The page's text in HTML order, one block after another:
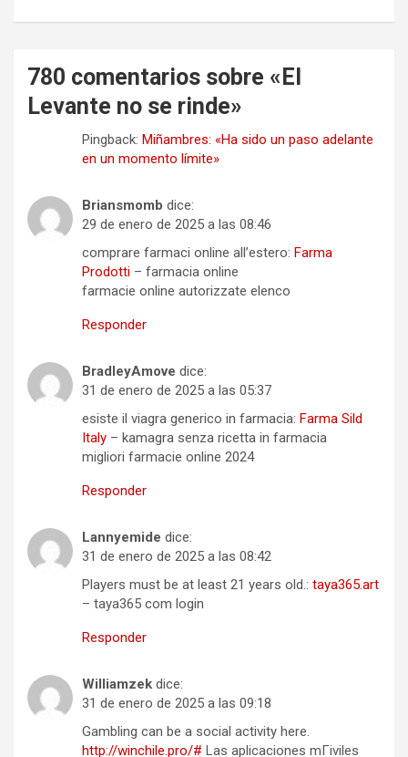
780 comentarios sobre « El
Levante no se rinde»
Pingback: Miñambres: «Ha sido un paso adelante
en un momento límite»
Briansmomb dice:
29 de enero de 2025 a las 08:46
comprare farmaci online all’estero: Farma
Prodotti – farmacia online
farmacie online autorizzate elenco
Responder
BradleyAmove dice:
31 de enero de 2025 a las 05:37
esiste il viagra generico in farmacia: Farma Sild
Italy – kamagra senza ricetta in farmacia
migliori farmacie online 2024
Responder
Lannyemide dice:
31 de enero de 2025 a las 08:42
Players must be at least 21 years old.: taya365.art
– taya365 com login
Responder
Williamzek dice:
31 de enero de 2025 a las 09:18
Gambling can be a social activity here.
http://winchile.pro/# Las aplicaciones mГіviles